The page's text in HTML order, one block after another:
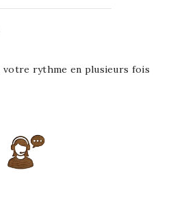
votre rythme en plusieurs fois